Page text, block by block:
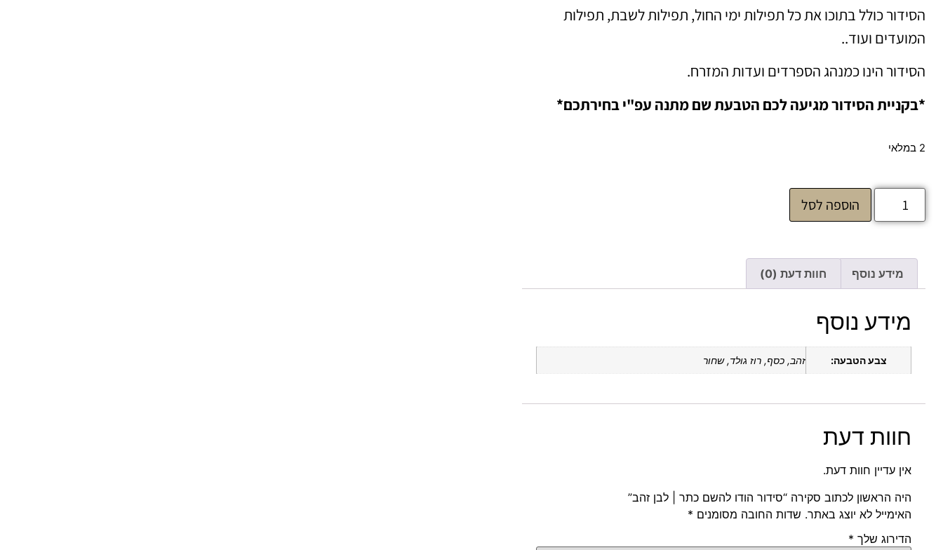
הסידור כולל בתוכו את כל תפילות ימי החול, תפילות לשבת, תפילות
המועדים ועוד..
הסידור הינו כמנהג הספרדים ועדות המזרח.
*בקניית הסידור מגיעה לכם הטבעת שם מתנה עפ"י בחירתכם*
2 במלאי
הוספה לסל
מידע נוסף חוות דעת (0)
מידע נוסף
צבע הטבעה: זהב, כסף, רוז גולד, שחור
חוות דעת
אין עדיין חוות דעת.
היה הראשון לכתוב סקירה “סידור הודו להשם כתר | לבן זהב”
האימייל לא יוצג באתר. שדות החובה מסומנים *
הדירוג שלך *